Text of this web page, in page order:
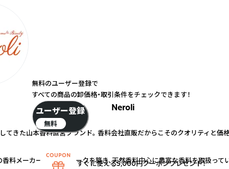
Neroli
してきた山本香料直営ブランド。 香料会社直販だからこそのクオリティと価
香料メーカーとネットワークを築き、天然香料中心に豊富な香料を取扱って
無料のユーザー登録で
すべての商品の卸価格・取引条件をチェックできます！
ユーザー登録
無料
すぐに使える5,000円クーポンプレゼント！